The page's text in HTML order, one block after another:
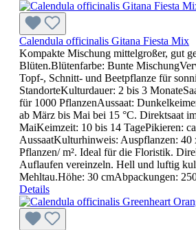
Calendula officinalis Gitana Fiesta Mix
Kompakte Mischung mittelgroßer, gut
Blüten.Blütenfarbe: Bunte
Topf-, Schnitt- und Beetpflanze für
StandorteKulturdauer: 2 bis 3
für 1000 PflanzenAussaat:
ab März bis Mai bei 15 °C. Direktsaat
MaiKeimzeit: 10 bis 14 TagePikieren:
AussaatKulturhinweis: Auspflanzen: 40
Pflanzen/ m². Ideal für die Floristik.
Auflaufen vereinzeln. Hell und luftig
Mehltau.Höhe: 30 cmAbpackungen:
Details